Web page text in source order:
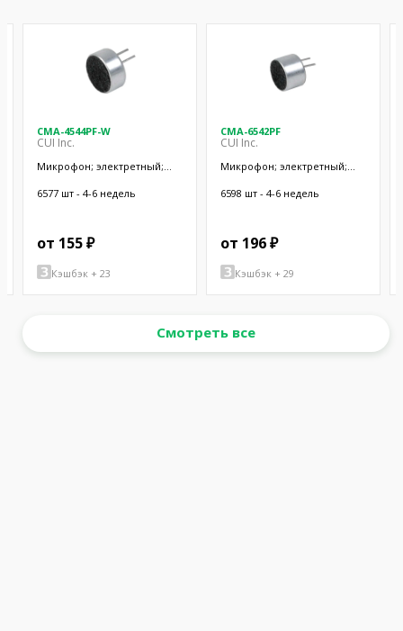
CMA-4544PF-W
CUI Inc.
Микрофон; электретный;
Ø9,7x4,5мм; SMT
6577 шт - 4-6 недель
от 155 ₽
Кэшбэк + 23
CMA-6542PF
CUI Inc.
Микрофон; электретный;
Ø9,4x6,5мм; SMT
6598 шт - 4-6 недель
от 196 ₽
Кэшбэк + 29
Смотреть все